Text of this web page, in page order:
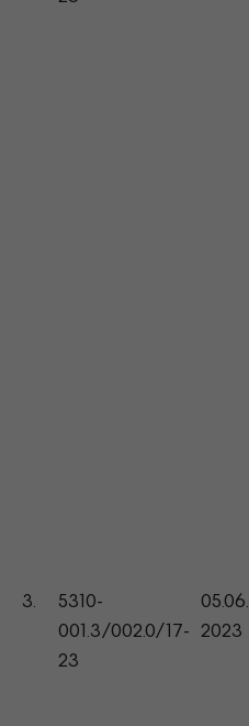
3.
5310-
001.3/002.0/17-
23
05.06.
2023